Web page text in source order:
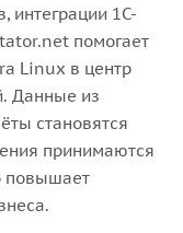
интеграции 1С-
помогает
Linux в центр
Данные из
становятся
принимаются
повышает